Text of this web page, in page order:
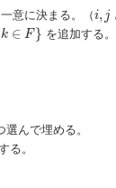
意に決まる。（i, j
,
k ∈ F}
F} を追加する。
選んで埋める。
る。